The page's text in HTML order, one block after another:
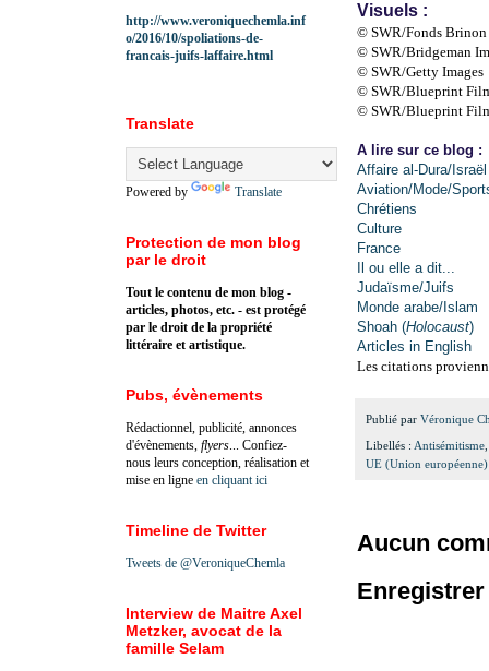
Visuels :
© SWR/Fonds Brinon
© SWR/Bridgeman
© SWR/Getty Images
© SWR/Blueprint
© SWR/Blueprint
A lire sur ce blog :
Affaire al-Dura/Israël
Aviation/Mode/
Chrétiens
Culture
France
Il ou elle a dit...
Judaïsme/Juifs
Monde arabe/Islam
Shoah (Holocaust)
Articles in English
Les citations
Publié par Véronique
Libellés : Antisémitisme
UE (Union européenne)
Aucun
http://www.veroniquechemla.inf
o/2016/10/spoliations-de-
francais-juifs-laffaire.html
Translate
Powered by Translate
Protection de mon blog
par le droit
Tout le contenu de mon blog -
articles, photos, etc. - est protégé
par le droit de la propriété
littéraire et artistique.
Pubs, évènements
Rédactionnel, publicité, annonces
d'évènements, flyers ... Confiez-
nous leurs conception, réalisation et
mise en ligne en cliquant ici
Timeline de Twitter
Tweets de @VeroniqueChemla
Interview de Maitre Axel
Metzker, avocat de la
famille Selam